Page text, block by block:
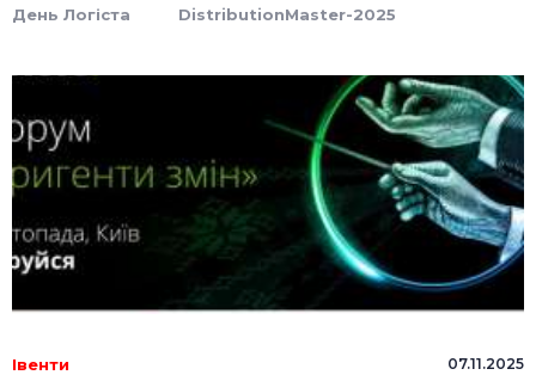
День Логіста DistributionMaster-2025
Івенти 07.11.2025